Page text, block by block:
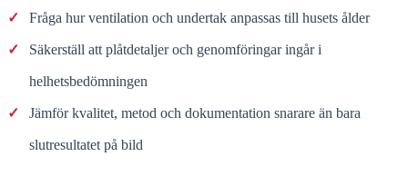
✓ Fråga hur ventilation och undertak anpassas till husets ålder
✓ Säkerställ att plåtdetaljer och genomföringar ingår i
helhetsbedömningen
✓ Jämför kvalitet, metod och dokumentation snarare än bara
slutresultatet på bild